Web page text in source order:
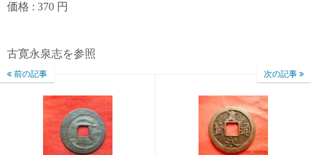
価格 : 370 円
古寛永泉志を参照
前の記事 次の記事